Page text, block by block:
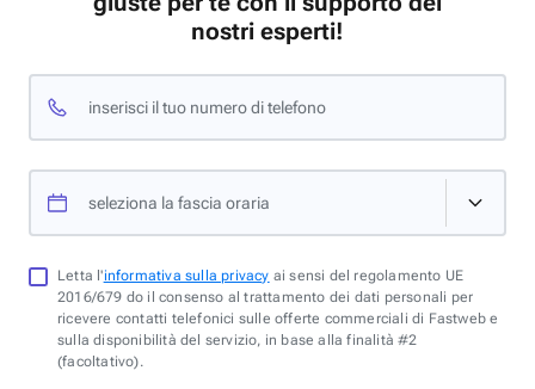
nostri esperti!
inserisci il tuo numero di telefono
seleziona la fascia oraria
Letta l'informativa sulla privacy ai sensi del regolamento UE
2016/679 do il consenso al trattamento dei dati personali per
ricevere contatti telefonici sulle offerte commerciali di Fastweb e
sulla disponibilità del servizio, in base alla finalità #2
(facoltativo).